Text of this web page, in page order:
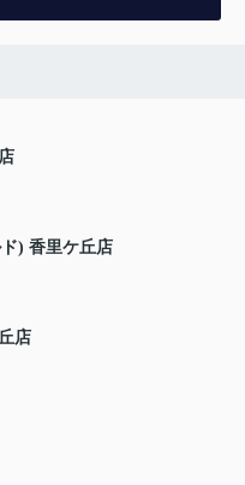
) 香里ケ丘店
店